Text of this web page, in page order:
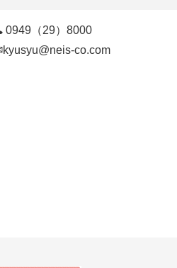
0949（29）8000
co.com